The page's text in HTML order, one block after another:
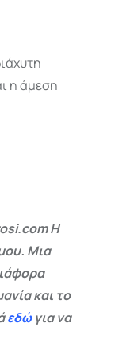
η άμεση
Η
Μια
και το
εδώγια να